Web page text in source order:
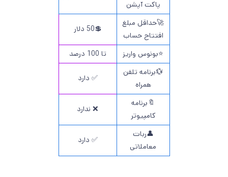
پاکت آپشن
🚀حداقل مبلغ
افتتاح حساب
💲50 دلار
⭐بونوس واریز
تا 100 درصد
💱برنامه تلفن
همراه
✅ دارد
🔖برنامه
کامپیوتر
❌ ندارد
👤ربات
معاملاتی
✅ دارد